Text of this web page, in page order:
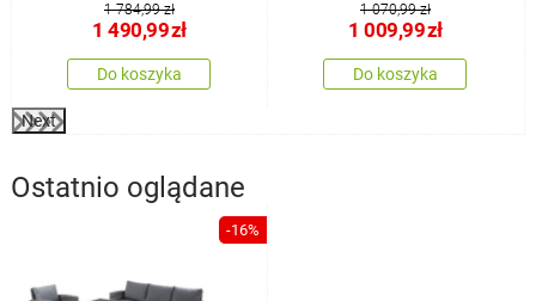
1 784,99 zł
1 490,99zł
Do koszyka
1 070,99 zł
1 009,99zł
Do koszyka
Next
Ostatnio oglądane
-16%